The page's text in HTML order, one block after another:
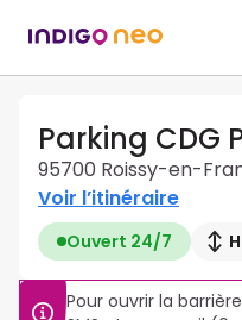
Parking CDG
95700 Roissy-en-
Voir l’itinéraire
Ouvert 24/7
Pour ouvrir la